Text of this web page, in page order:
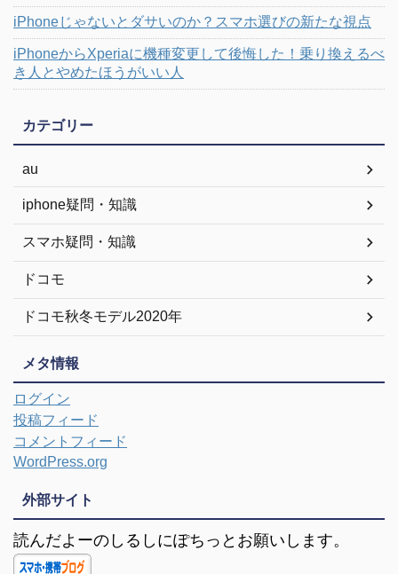
iPhoneじゃないとダサいのか？スマホ選びの新たな視点
iPhoneからXperiaに機種変更して後悔した！乗り換えるべ
き人とやめたほうがいい人
カテゴリー
au
iphone疑問・知識
スマホ疑問・知識
ドコモ
ドコモ秋冬モデル2020年
メタ情報
ログイン
投稿フィード
コメントフィード
WordPress.org
外部サイト
読んだよーのしるしにぽちっとお願いします。